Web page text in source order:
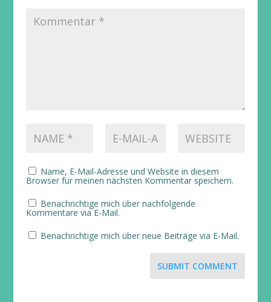
Name, E-Mail-Adresse und Website in diesem
Browser für meinen nächsten Kommentar speichern.
Benachrichtige mich über nachfolgende
Kommentare via E-Mail.
Benachrichtige mich über neue Beiträge via E-Mail.
SUBMIT COMMENT